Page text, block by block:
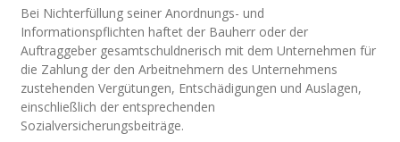
Bei Nichterfüllung seiner Anordnungs- und
Informationspflichten haftet der Bauherr oder der
Auftraggeber gesamtschuldnerisch mit dem Unternehmen für
die Zahlung der den Arbeitnehmern des Unternehmens
zustehenden Vergütungen, Entschädigungen und Auslagen,
einschließlich der entsprechenden
Sozialversicherungsbeiträge.